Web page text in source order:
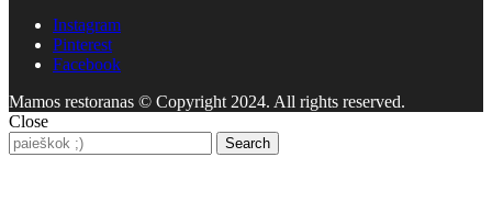
Instagram
Pinterest
Facebook
Mamos restoranas © Copyright 2024. All rights reserved.
Close
Search
for:
Search